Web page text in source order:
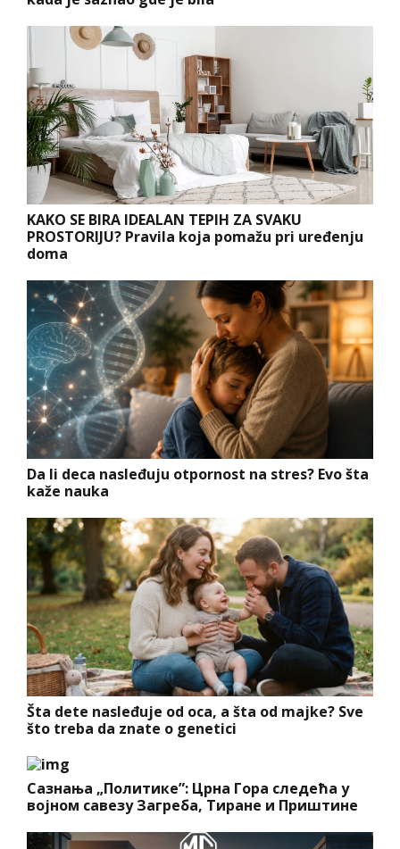
KAKO SE BIRA IDEALAN TEPIH ZA SVAKU
PROSTORIJU? Pravila koja pomažu pri uređenju
doma
Da li deca nasleđuju otpornost na stres? Evo šta
kaže nauka
Šta dete nasleđuje od oca, a šta od majke? Sve
što treba da znate o genetici
Сазнања „Политике”: Црна Гора следећа у
војном савезу Загреба, Тиране и Приштине